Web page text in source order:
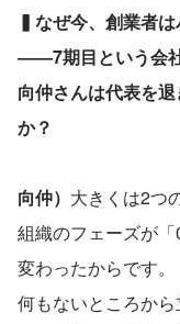
▍なぜ今、創業者は
――7期目という会
向仲さんは代表を
か？
向仲） 大きくは2つ
組織のフェーズが
変わったからです。
何もないところか